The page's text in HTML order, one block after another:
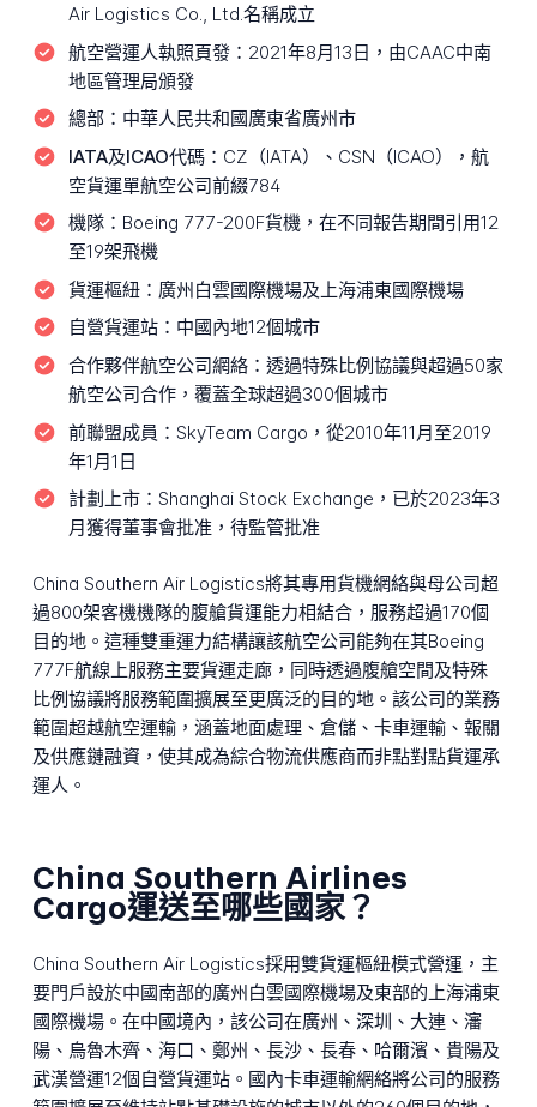
Air Logistics Co., Ltd.名稱成立
航空營運人執照頁發： 2021年8月13日，由CAAC中南
地區管理局頒發
總部： 中華人民共和國廣東省廣州市
IATA及ICAO代碼： CZ（IATA）、CSN（ICAO），航
空貨運單航空公司前綴784
機隊： Boeing 777-200F貨機，在不同報告期間引用12
至19架飛機
貨運樞紐： 廣州白雲國際機場及上海浦東國際機場
自營貨運站： 中國內地12個城市
合作夥伴航空公司網絡： 透過特殊比例協議與超過50家
航空公司合作，覆蓋全球超過300個城市
前聯盟成員： SkyTeam Cargo，從2010年11月至2019
年1月1日
計劃上市： Shanghai Stock Exchange，已於2023年3
月獲得董事會批准，待監管批准
China Southern Air Logistics將其專用貨機網絡與母公司超
過800架客機機隊的腹艙貨運能力相結合，服務超過170個
目的地。這種雙重運力結構讓該航空公司能夠在其Boeing
777F航線上服務主要貨運走廊，同時透過腹艙空間及特殊
比例協議將服務範圍擴展至更廣泛的目的地。該公司的業務
範圍超越航空運輸，涵蓋地面處理、倉儲、卡車運輸、報關
及供應鏈融資，使其成為綜合物流供應商而非點對點貨運承
運人。
China Southern Airlines
Cargo運送至哪些國家？
China Southern Air Logistics採用雙貨運樞紐模式營運，主
要門戶設於中國南部的廣州白雲國際機場及東部的上海浦東
國際機場。在中國境內，該公司在廣州、深圳、大連、瀋
陽、烏魯木齊、海口、鄭州、長沙、長春、哈爾濱、貴陽及
武漢營運12個自營貨運站。國內卡車運輸網絡將公司的服務